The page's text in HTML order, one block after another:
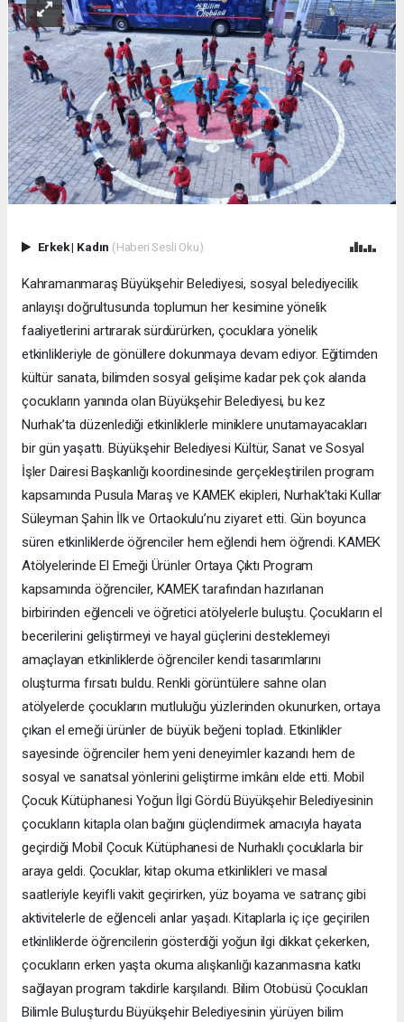
Erkek| Kadın (Haberi Sesli Oku)
Kahramanmaraş Büyükşehir Belediyesi, sosyal belediyecilik
anlayışı doğrultusunda toplumun her kesimine yönelik
faaliyetlerini artırarak sürdürürken, çocuklara yönelik
etkinlikleriyle de gönüllere dokunmaya devam ediyor. Eğitimden
kültür sanata, bilimden sosyal gelişime kadar pek çok alanda
çocukların yanında olan Büyükşehir Belediyesi, bu kez
Nurhak’ta düzenlediği etkinliklerle miniklere unutamayacakları
bir gün yaşattı. Büyükşehir Belediyesi Kültür, Sanat ve Sosyal
İşler Dairesi Başkanlığı koordinesinde gerçekleştirilen program
kapsamında Pusula Maraş ve KAMEK ekipleri, Nurhak’taki Kullar
Süleyman Şahin İlk ve Ortaokulu’nu ziyaret etti. Gün boyunca
süren etkinliklerde öğrenciler hem eğlendi hem öğrendi. KAMEK
Atölyelerinde El Emeği Ürünler Ortaya Çıktı Program
kapsamında öğrenciler, KAMEK tarafından hazırlanan
birbirinden eğlenceli ve öğretici atölyelerle buluştu. Çocukların el
becerilerini geliştirmeyi ve hayal güçlerini desteklemeyi
amaçlayan etkinliklerde öğrenciler kendi tasarımlarını
oluşturma fırsatı buldu. Renkli görüntülere sahne olan
atölyelerde çocukların mutluluğu yüzlerinden okunurken, ortaya
çıkan el emeği ürünler de büyük beğeni topladı. Etkinlikler
sayesinde öğrenciler hem yeni deneyimler kazandı hem de
sosyal ve sanatsal yönlerini geliştirme imkânı elde etti. Mobil
Çocuk Kütüphanesi Yoğun İlgi Gördü Büyükşehir Belediyesinin
çocukların kitapla olan bağını güçlendirmek amacıyla hayata
geçirdiği Mobil Çocuk Kütüphanesi de Nurhaklı çocuklarla bir
araya geldi. Çocuklar, kitap okuma etkinlikleri ve masal
saatleriyle keyifli vakit geçirirken, yüz boyama ve satranç gibi
aktivitelerle de eğlenceli anlar yaşadı. Kitaplarla iç içe geçirilen
etkinliklerde öğrencilerin gösterdiği yoğun ilgi dikkat çekerken,
çocukların erken yaşta okuma alışkanlığı kazanmasına katkı
sağlayan program takdirle karşılandı. Bilim Otobüsü Çocukları
Bilimle Buluşturdu Büyükşehir Belediyesinin yürüyen bilim